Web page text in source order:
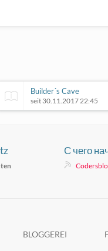
Builder´s Cave
seit 30.11.2017 22:45
С чего
BLOGGEREI